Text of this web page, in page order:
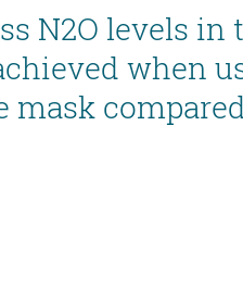
N2O levels
when
mask